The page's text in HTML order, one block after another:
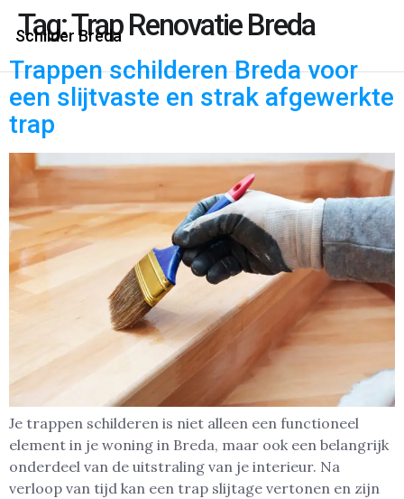
Schilder Breda
Tag:Trap Renovatie Breda
Trappen schilderen Breda voor
een slijtvaste en strak afgewerkte
trap
Je trappen schilderen is niet alleen een functioneel
element in je woning in Breda, maar ook een belangrijk
onderdeel van de uitstraling van je interieur. Na
verloop van tijd kan een trap slijtage vertonen en zijn